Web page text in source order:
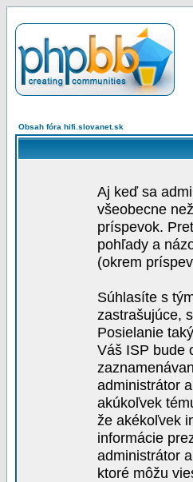
Obsah fóra hifi.slovanet.sk
Aj keď sa
všeobecne
príspevok.
pohľady a
(okrem
Súhlasíte s
zastrašujúce,
Posielanie
Váš ISP bude
administrátor
akúkoľvek
že akékoľvek
informácie
administrátor
ktoré môžu